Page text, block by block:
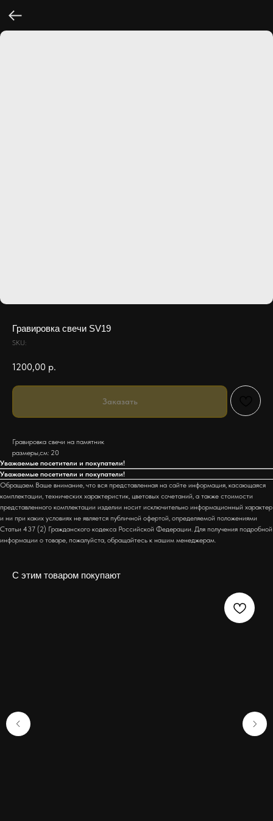
Гравировка свечи SV19
SKU:
1200,00 р.
Заказать
Гравировка свечи на памятник
размеры,см: 20
Уважаемые посетители и покупатели!
Уважаемые посетители и покупатели!
Обращаем Ваше внимание, что вся представленная на сайте информация, касающаяся
комплектации, технических характеристик, цветовых сочетаний, а также стоимости
представленного комплектации изделии носит исключительно информационный характер
и ни при каких условиях не является публичной офертой, определяемой положениями
Статьи 437 (2) Гражданского кодекса Российской Федерации. Для получения подробной
информации о товаре, пожалуйста, обращайтесь к нашим менеджерам.
С этим товаром покупают